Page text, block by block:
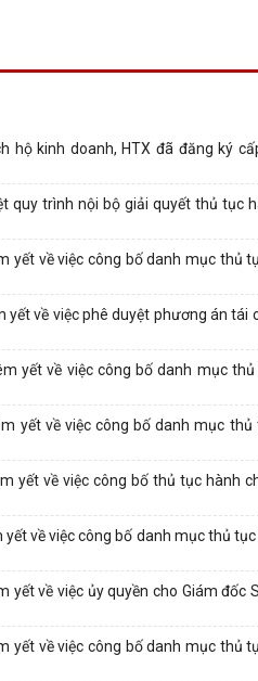
hộ kinh doanh, HTX đã đăng ký
quy trình nội bộ giải quyết thủ tục
yết về việc công bố danh mục thủ
về việc phê duyệt phương án tái
yết về việc công bố danh mục
yết về việc công bố danh mục
yết về việc công bố thủ tục hành
về việc công bố danh mục thủ
về việc ủy quyền cho Giám đốc
yết về việc công bố danh mục thủ